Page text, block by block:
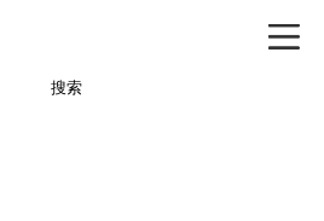
搜索